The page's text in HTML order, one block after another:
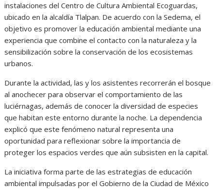
instalaciones del Centro de Cultura Ambiental Ecoguardas,
ubicado en la alcaldía Tlalpan. De acuerdo con la Sedema, el
objetivo es promover la educación ambiental mediante una
experiencia que combine el contacto con la naturaleza y la
sensibilización sobre la conservación de los ecosistemas
urbanos.
Durante la actividad, las y los asistentes recorrerán el bosque
al anochecer para observar el comportamiento de las
luciérnagas, además de conocer la diversidad de especies
que habitan este entorno durante la noche. La dependencia
explicó que este fenómeno natural representa una
oportunidad para reflexionar sobre la importancia de
proteger los espacios verdes que aún subsisten en la capital.
La iniciativa forma parte de las estrategias de educación
ambiental impulsadas por el Gobierno de la Ciudad de México